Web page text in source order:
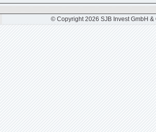
© Copyright 2026 SJB Invest GmbH &